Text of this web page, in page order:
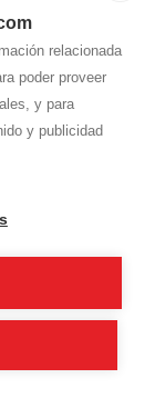
relacionada
poder proveer
y para
y publicidad